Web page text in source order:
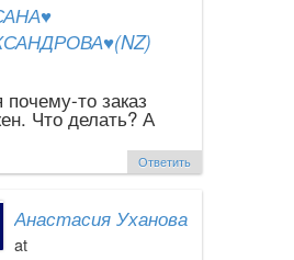
то заказ
Что делать? А
Ответить
Анастасия Уханова
at